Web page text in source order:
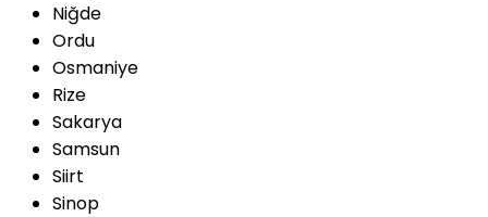
Niğde
Ordu
Osmaniye
Rize
Sakarya
Samsun
Siirt
Sinop